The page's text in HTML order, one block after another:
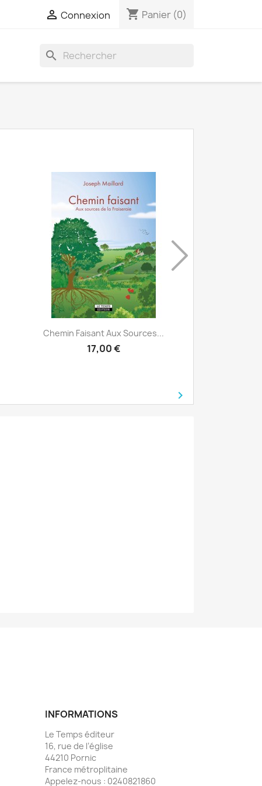
 Connexion shopping_cart Panier (0)
search
Aperçu rapide
Chemin Faisant Aux Sources...
17,00 €

INFORMATIONS
Le Temps éditeur
16, rue de l’église
44210 Pornic
France métroplitaine
Appelez-nous : 0240821860